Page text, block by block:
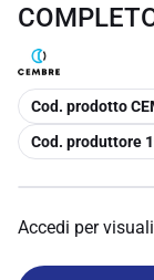
copia
Cod. prodotto
copia
Cod. produttore
Accedi per